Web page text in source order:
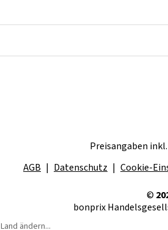
Preisangaben
AGB
Datenschutz Cookie-
©
bonprix
Land ändern...